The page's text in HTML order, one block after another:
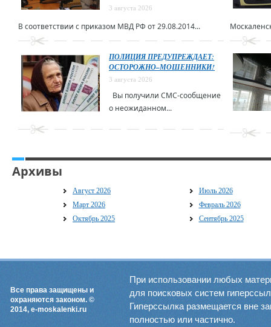
3 августа 2026
В соответствии с приказом МВД РФ от 29.08.2014...
ПОЛИЦИЯ ПРЕДУПРЕЖДАЕТ:
ОСТОРОЖНО–МОШЕННИКИ!
3 августа 2026
Вы получили СМС-сообщение
о неожиданном...
Архивы
Август 2026
Июль 2026
Март 2026
Февраль 2026
Октябрь 2025
Сентябрь 2025
Все права защищены и
охраняются законом. ©
2014, e-moskalenki.ru
При использовании любых
для поисковых систем
Гиперссылка размещается вне
полностью или частично.